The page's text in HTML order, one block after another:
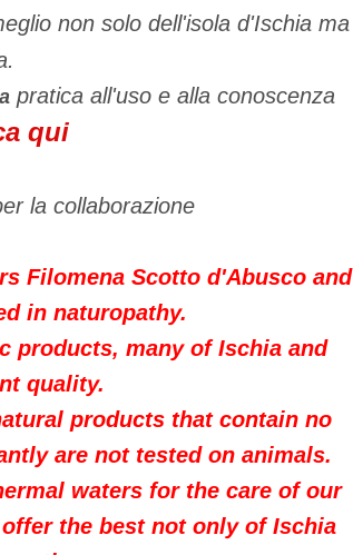
non solo dell'isola d'Ischia ma
pratica all'uso e alla conoscenza
qui
la collaborazione
Filomena Scotto d'Abusco and
in naturopathy.
products, many of Ischia and
quality.
products that contain no
are not tested on animals.
waters for the care of our
the best not only of Ischia